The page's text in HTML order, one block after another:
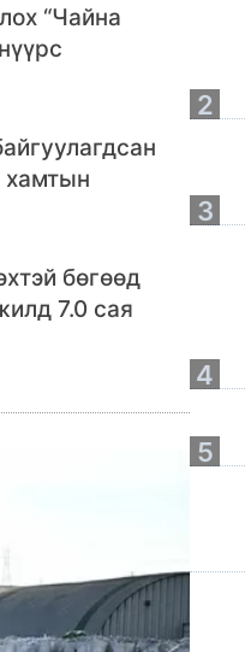
“Чайна
хамтын
бөгөөд
7.0 сая
2
3
4
5